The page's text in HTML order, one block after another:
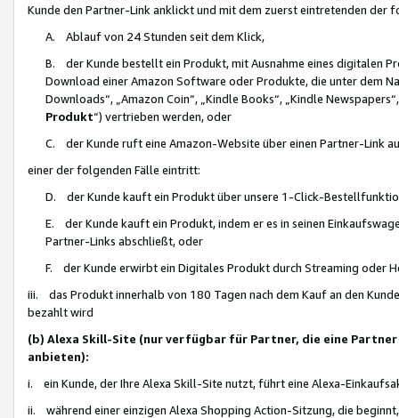
Kunde den Partner-Link anklickt und mit dem zuerst eintretenden der
A. Ablauf von 24 Stunden seit dem Klick,
B. der Kunde bestellt ein Produkt, mit Ausnahme eines digitalen
Download einer Amazon Software oder Produkte, die unter dem
Downloads“, „Amazon Coin“, „Kindle Books“, „Kindle
Produkt“) vertrieben werden, oder
C. der Kunde ruft eine Amazon-Website über einen Partner-Link
einer der folgenden Fälle eintritt:
D. der Kunde kauft ein Produkt über unsere 1-Click-
E. der Kunde kauft ein Produkt, indem er es in seinen
Partner-Links abschließt, oder
F. der Kunde erwirbt ein Digitales Produkt durch Streaming oder
iii. das Produkt innerhalb von 180 Tagen nach dem Kauf an den
bezahlt wird
(b) Alexa Skill-Site (nur verfügbar für Partner, die eine
anbieten):
i. ein Kunde, der Ihre Alexa Skill-Site nutzt, führt eine Alexa-
ii. während einer einzigen Alexa Shopping Action-Sitzung, die